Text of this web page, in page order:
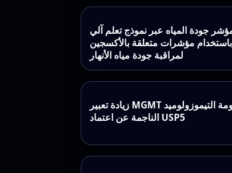
جودة المياه عبر نموذج تعلم آلي
مؤشرات متعلقة بالأكسجين
لمراقبة جودة مياه الأنهار
زيادة تعبير MGMT تتوسط مقاومة التيموزولوميد
الناجمة عن اعتماد USP5